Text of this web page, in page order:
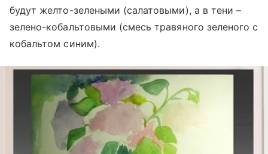
будут желто-зелеными (салатовыми), а в тени –
зелено-кобальтовыми (смесь травяного зеленого с
кобальтом синим).